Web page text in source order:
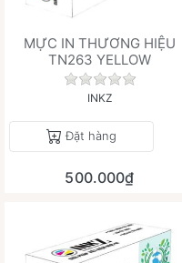
MỰC IN THƯƠNG HIỆU
TN263 YELLOW
Chưa có
INKZ
Đặt hàng
500.000₫